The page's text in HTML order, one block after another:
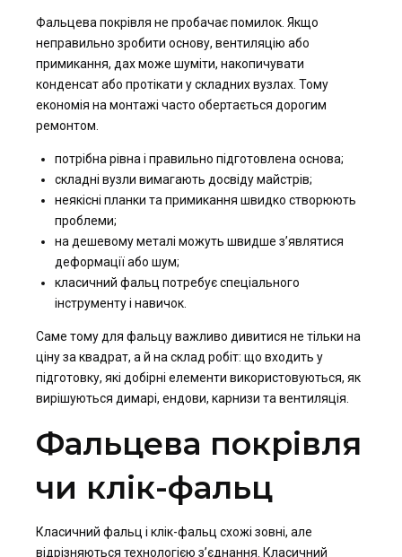
Фальцева покрівля не пробачає помилок. Якщо
неправильно зробити основу, вентиляцію або
примикання, дах може шуміти, накопичувати
конденсат або протікати у складних вузлах. Тому
економія на монтажі часто обертається дорогим
ремонтом.
потрібна рівна і правильно підготовлена основа;
складні вузли вимагають досвіду майстрів;
неякісні планки та примикання швидко створюють
проблеми;
на дешевому металі можуть швидше з’являтися
деформації або шум;
класичний фальц потребує спеціального
інструменту і навичок.
Саме тому для фальцу важливо дивитися не тільки на
ціну за квадрат, а й на склад робіт: що входить у
підготовку, які добірні елементи використовуються, як
вирішуються димарі, ендови, карнизи та вентиляція.
Фальцева покрівля
чи клік-фальц
Класичний фальц і клік-фальц схожі зовні, але
відрізняються технологією з’єднання. Класичний